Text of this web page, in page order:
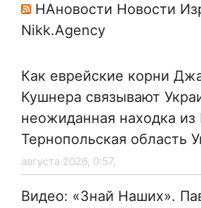
НАновости Новости
Nikk.Agency
Как еврейские корни
Кушнера связывают
неожиданная находка из
Тернопольская область
августа 2026, 0:57,
Видео: «Знай Наших».